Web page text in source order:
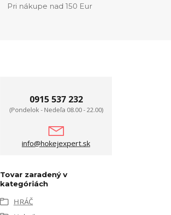
Pri nákupe nad 150 Eur
0915 537 232
(Pondelok - Nedeľa 08.00 - 22.00)
info@hokejexpert.sk
Tovar zaradený v
kategóriách
HRÁČ